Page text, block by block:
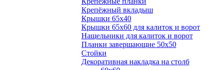
Крепёжный вкладыш
Крышки 65х40
Крышки 65х60 для калиток и ворот
Нащельники для калиток и ворот
Планки завершающие 50х50
Стойки
Декоративная накладка на столб